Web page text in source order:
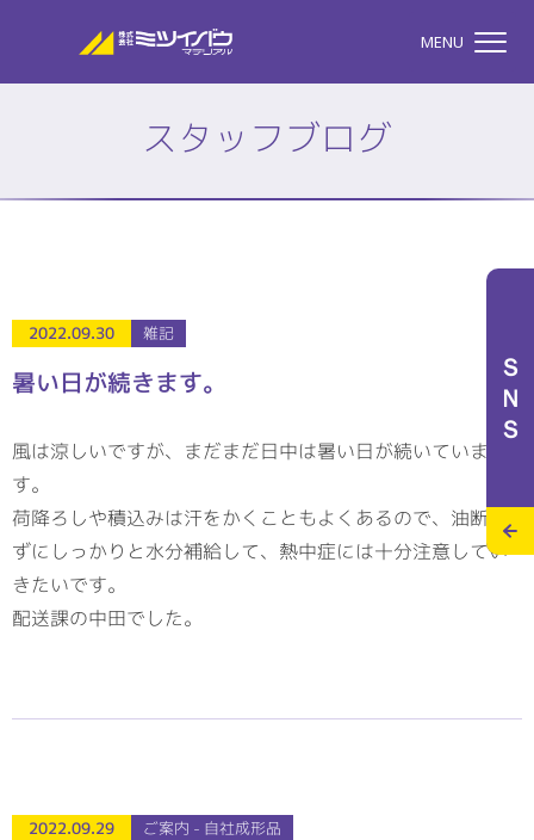
株式会社ミツイバウマテリア
MENU
私たちのこと
特設サイト
施工実績
メディアポリシー
ＳＮＳ
スタッフブログ
2022.09.30 雑記
暑い日が続きます。
風は涼しいですが、まだまだ日中は暑い日が続いていま
す。
荷降ろしや積込みは汗をかくこともよくあるので、油断せ
ずにしっかりと水分補給して、熱中症には十分注意してい
きたいです。
配送課の中田でした。
2022.09.29 ご案内 - 自社成形品